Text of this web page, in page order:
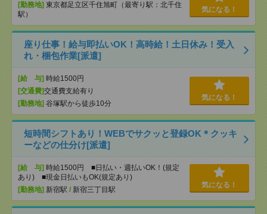
[勤務地] 東京都足立区千住旭町（最寄り駅：北千住
駅）
気になる！
座り仕事！給与即払いOK！高時給！土日休み！受入
れ・梱包作業[派遣]
[給 与] 時給1500円
[交通費]交通費支給有り
[勤務地] 谷塚駅から徒歩10分
気になる！
短時間シフトあり！WEBでサクッと登録OK＊クッキ
ーなどの仕分け[派遣]
[給 与] 時給1500円 ■日払い・週払いOK！(規定
あり) ■現金日払いもOK(規定あり)
[勤務地] 新宿駅 / 新宿三丁目駅
気になる！